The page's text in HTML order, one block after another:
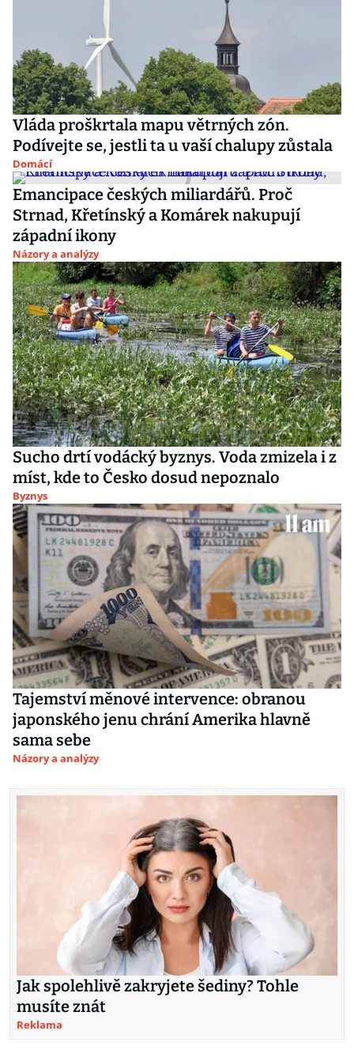
Vláda proškrtala mapu větrných zón.
Podívejte se, jestli ta u vaší chalupy zůstala
Domácí
Emancipace českých miliardářů. Proč
Strnad, Křetínský a Komárek nakupují
západní ikony
Názory a analýzy
Sucho drtí vodácký byznys. Voda zmizela i z
míst, kde to Česko dosud nepoznalo
Byznys
Tajemství měnové intervence: obranou
japonského jenu chrání Amerika hlavně
sama sebe
Názory a analýzy
Jak spolehlivě zakryjete šediny? Tohle
musíte znát
Reklama